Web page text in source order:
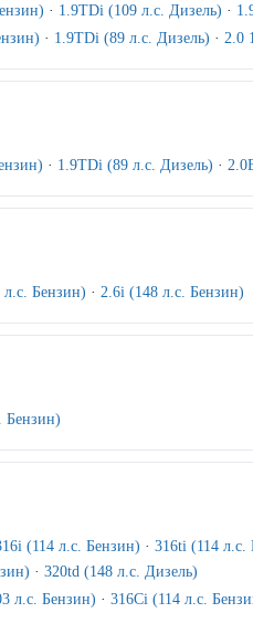
· 1.9TDi (109 л.с. Дизель) ·
· 1.9TDi (89 л.с. Дизель) · 2.0
· 1.9TDi (89 л.с. Дизель) ·
Бензин) · 2.6i (148 л.с. Бензин)
Бензин)
(114 л.с. Бензин) · 316ti (114 л.с.
· 320td (148 л.с. Дизель)
л.с. Бензин) · 316Ci (114 л.с.